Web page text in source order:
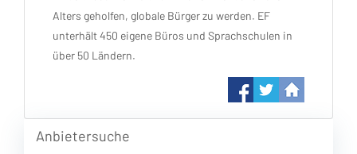
Alters geholfen, globale Bürger zu werden. EF
unterhält 450 eigene Büros und Sprachschulen in
über 50 Ländern.
Anbietersuche